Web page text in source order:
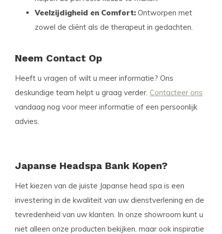
Veelzijdigheid en Comfort: Ontworpen met
zowel de cliënt als de therapeut in gedachten.
Neem Contact Op
Heeft u vragen of wilt u meer informatie? Ons
deskundige team helpt u graag verder. Contacteer ons
vandaag nog voor meer informatie of een persoonlijk
advies.
Japanse Headspa Bank Kopen?
Het kiezen van de juiste Japanse head spa is een
investering in de kwaliteit van uw dienstverlening en de
tevredenheid van uw klanten. In onze showroom kunt u
niet alleen onze producten bekijken, maar ook inspiratie